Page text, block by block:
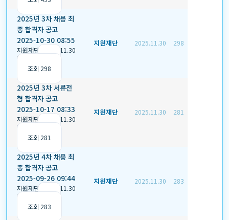
2025년 3차 채용 최
종 합격자 공고
2025-10-30 08:55
지원재단
2025.11.30
|
조회 298
지원재단 2025.11.30 298
2025년 3차 서류전
형 합격자 공고
2025-10-17 08:33
지원재단
2025.11.30
|
조회 281
지원재단 2025.11.30 281
2025년 4차 채용 최
종 합격자 공고
2025-09-26 09:44
지원재단
2025.11.30
|
조회 283
지원재단 2025.11.30 283